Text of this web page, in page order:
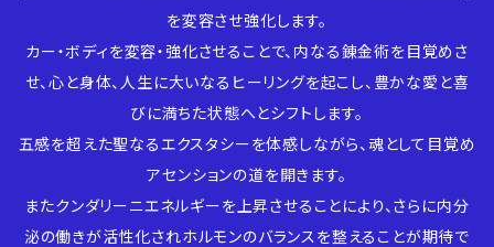
を変容させ強化します。
カー・ボディを変容・強化させることで、内なる錬金術を目覚めさ
せ、心と身体、人生に大いなるヒーリングを起こし、豊かな愛と喜
びに満ちた状態へとシフトします。
五感を超えた聖なるエクスタシーを体感しながら、魂として目覚め
アセンションの道を開きます。
またクンダリーニエネルギーを上昇させることにより、さらに内分
泌の働きが活性化されホルモンのバランスを整えることが期待で